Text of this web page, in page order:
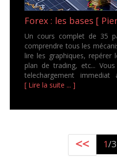
Forex : les bases [
Un cours complet de 35
comprendre tous les
lire les graphiques, repérer
plan de trading, etc...
telechargement
[ Lire la suite ... ]
<< 1/3